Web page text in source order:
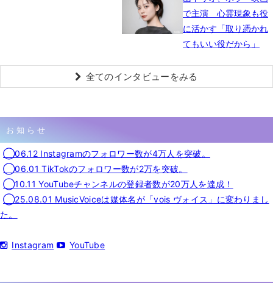
で主演 心霊現象も役
に活かす「取り憑かれ
てもいい役だから」
全てのインタビューをみる
お知らせ
◯06.12 Instagramのフォロワー数が4万人を突破。
◯06.01 TikTokのフォロワー数が2万を突破。
◯10.11 YouTubeチャンネルの登録者数が20万人を達成！
◯25.08.01 MusicVoiceは媒体名が「vois ヴォイス」に変わりまし
た。
Instagram YouTube